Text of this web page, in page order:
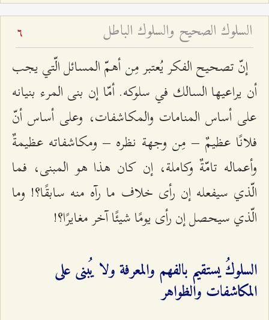
السلوك الصحيح والسلوك الباطل 6
إنّ تصحيح الفكر يُعتبر مِن أهمّ المسائل الّتي يجب
أن يراعيها السالك في سلوكه. أمّا إن بنى المرء بنيانه
على أساس المنامات والمكاشفات، وعلى أساس أنّ
فلانًا عظيمٌ – مِن وجهة نظره – ومكاشفاته عظيمةٌ
وأعماله تامّةٌ وكاملة، إن كان هذا هو المبنى، فما
الّذي سيفعله إن رأى خلاف ما رآه منه سابقًا؟! وما
الّذي سيحصل إن رأى يومًا شيئًا آخر مغايرًا؟!
السلوكُ يستقيم بالفهم والمعرفة ولا يُبنى على
المكاشفات والظواهر